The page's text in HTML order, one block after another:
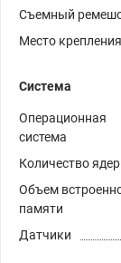
Съемный
Место крепления
Система
Операционная
система
Количество ядер
Объем
памяти
Датчики